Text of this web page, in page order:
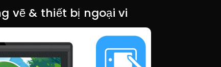
vẽ & thiết bị ngoại vi